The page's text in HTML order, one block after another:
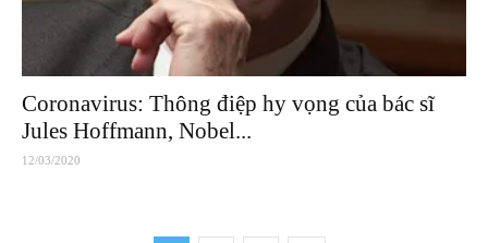
Coronavirus: Thông điệp hy vọng của bác sĩ
Jules Hoffmann, Nobel...
12/03/2020